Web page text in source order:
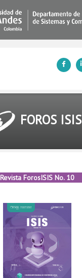
FOROS ISIS
Revista ForosISIS No. 10